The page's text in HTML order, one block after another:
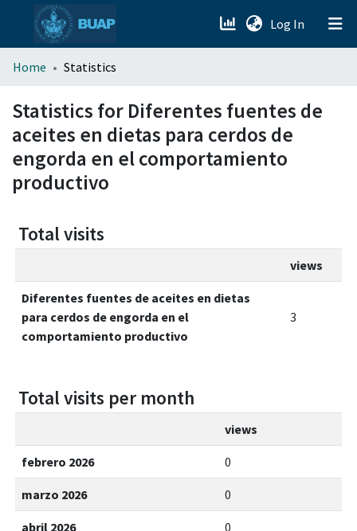
Log In (current)
menu.section.about_menu
All of DSpace
Home Statistics
Statistics for Diferentes fuentes de
aceites en dietas para cerdos de
engorda en el comportamiento
productivo
Total visits
views
Diferentes fuentes de aceites en dietas
para cerdos de engorda en el
comportamiento productivo
3
Total visits per month
views
febrero 2026 0
marzo 2026 0
abril 2026 0